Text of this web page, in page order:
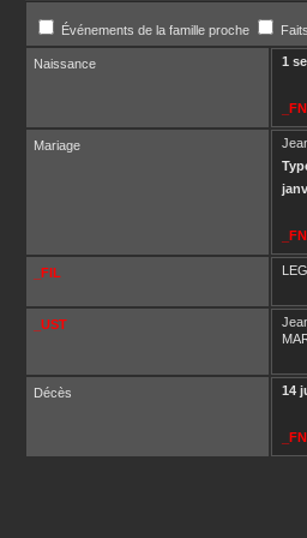
Événements de la famille proche
Naissance 1
Mariage
_FIL
_UST
Décès 14